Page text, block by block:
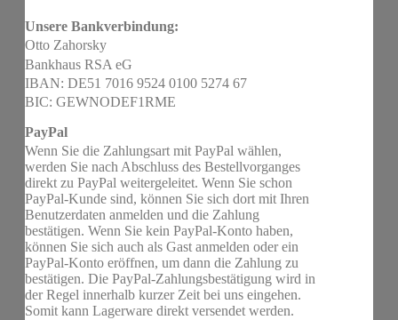
Unsere Bankverbindung:
Otto Zahorsky
Bankhaus RSA eG
IBAN: DE51 7016 9524 0100 5274 67
BIC: GEWNODEF1RME
PayPal
Wenn Sie die Zahlungsart mit PayPal wählen,
werden Sie nach Abschluss des Bestellvorganges
direkt zu PayPal weitergeleitet. Wenn Sie schon
PayPal-Kunde sind, können Sie sich dort mit Ihren
Benutzerdaten anmelden und die Zahlung
bestätigen. Wenn Sie kein PayPal-Konto haben,
können Sie sich auch als Gast anmelden oder ein
PayPal-Konto eröffnen, um dann die Zahlung zu
bestätigen. Die PayPal-Zahlungsbestätigung wird in
der Regel innerhalb kurzer Zeit bei uns eingehen.
Somit kann Lagerware direkt versendet werden.